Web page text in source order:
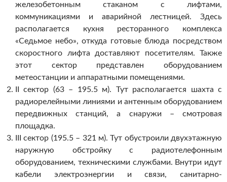
железобетонным стаканом с лифтами,
коммуникациями и аварийной лестницей. Здесь
располагается кухня ресторанного комплекса
«Седьмое небо», откуда готовые блюда посредством
скоростного лифта доставляют посетителям. Также
этот сектор представлен оборудованием
метеостанции и аппаратными помещениями.
II сектор (63 – 195.5 м). Тут располагается шахта с
радиорелейными линиями и антенным оборудованием
передвижных станций, а снаружи – смотровая
площадка.
III сектор (195.5 – 321 м). Тут обустроили двухэтажную
наружную обстройку с радиотелефонным
оборудованием, техническими службами. Внутри идут
кабели электроэнергии и связи, санитарно-